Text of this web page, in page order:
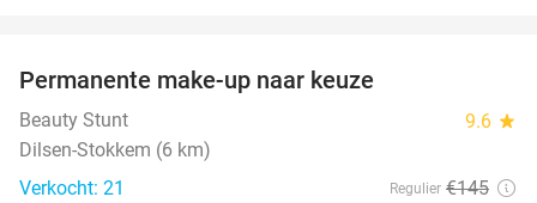
Permanente make-up naar keuze
Beauty Stunt 9.6 star
Dilsen-Stokkem (6 km)
Verkocht: 21
Regulier €145